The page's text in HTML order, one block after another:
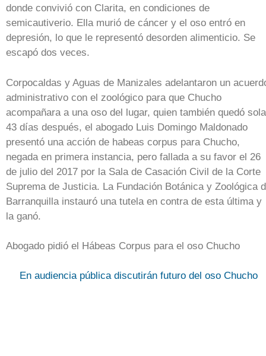
donde convivió con Clarita, en condiciones de
semicautiverio. Ella murió de cáncer y el oso entró en
depresión, lo que le representó desorden alimenticio. Se
escapó dos veces.
Corpocaldas y Aguas de Manizales adelantaron un
administrativo con el zoológico para que Chucho
acompañara a una oso del lugar, quien también quedó
43 días después, el abogado Luis Domingo Maldonado
presentó una acción de habeas corpus para Chucho,
negada en primera instancia, pero fallada a su favor el 26
de julio del 2017 por la Sala de Casación Civil de la Corte
Suprema de Justicia. La Fundación Botánica y Zoológica
Barranquilla instauró una tutela en contra de esta última y
la ganó.
Abogado pidió el Hábeas Corpus para el oso Chucho
En audiencia pública discutirán futuro del oso Chucho